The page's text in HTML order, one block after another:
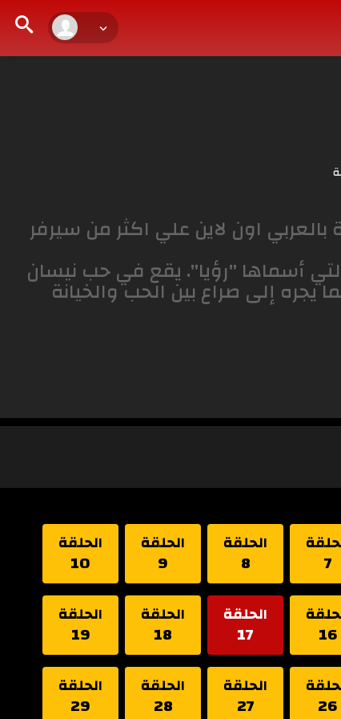
التركي حلم اشرف الحلقة 17 مترجمة بالعربي اون لاين علي اكثر من سيرفر
أسماها "رؤيا". يقع في حب نيسان
إلى صراع بين الحب والخيانة
7
الحلقة
8
الحلقة
9
الحلقة
10
16
الحلقة
17
الحلقة
18
الحلقة
19
26
الحلقة
27
الحلقة
28
الحلقة
29